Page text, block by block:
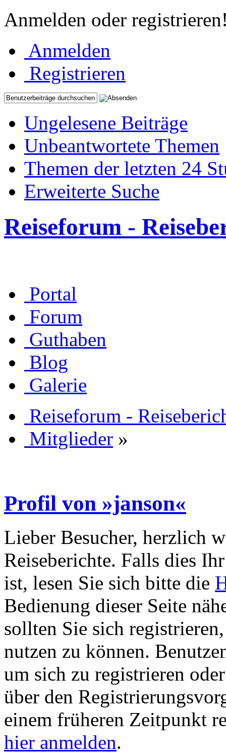
Anmelden oder
Anmelden
Registrieren
Ungelesene Beiträge
Unbeantwortete Themen
Themen der letzten 24
Erweiterte Suche
Reiseforum -
Portal
Forum
Guthaben
Blog
Galerie
Reiseforum -
Mitglieder »
Profil von »janson«
Lieber Besucher, herzlich
Reiseberichte. Falls dies
ist, lesen Sie sich bitte die
Bedienung dieser Seite
sollten Sie sich
nutzen zu können.
um sich zu registrieren
über den
einem früheren Zeitpunkt
hier anmelden.